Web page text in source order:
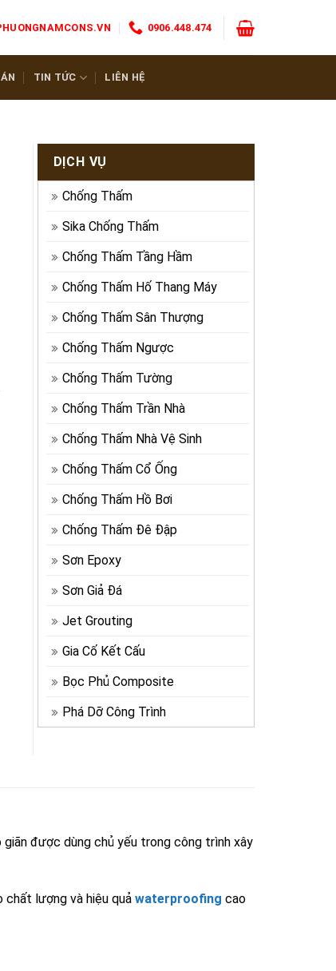
0906.448.474
TIN TỨC LIÊN HỆ
Phần số lượng
DỊCH VỤ
Chống Thấm
Sika Chống Thấm
Chống Thấm Tầng Hầm
Chống Thấm Hố Thang Máy
Chống Thấm Sân Thượng
Chống Thấm Ngược
Chống Thấm Tường
Chống Thấm Trần Nhà
Chống Thấm Nhà Vệ Sinh
Chống Thấm Cổ Ống
Chống Thấm Hồ Bơi
Chống Thấm Đê Đập
Sơn Epoxy
Sơn Giả Đá
Jet Grouting
Gia Cố Kết Cấu
Bọc Phủ Composite
Phá Dỡ Công Trình
được dùng chủ yếu trong công trình xây
chất lượng và hiệu quả waterproofing cao